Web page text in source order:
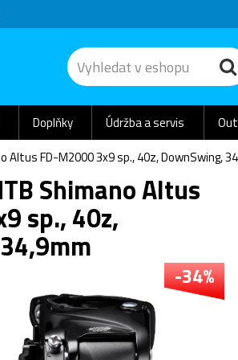
Doplňky Údržba a servis
Altus FD-M2000 3x9 sp., 40z, DownSwing,
Shimano Altus
sp., 40z,
-34%